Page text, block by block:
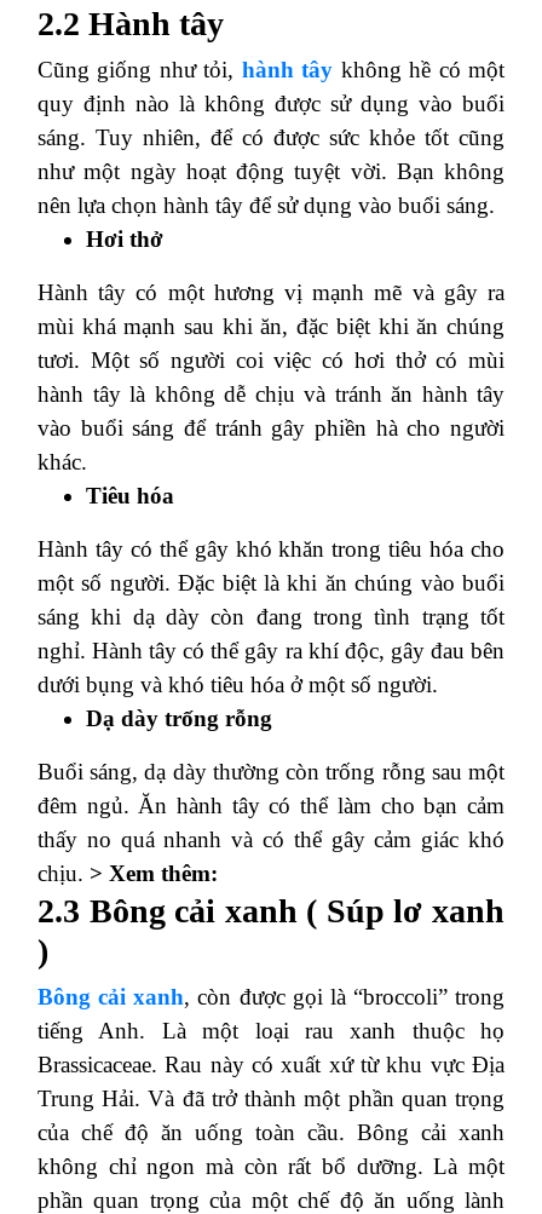
2.2 Hành tây
Cũng giống như tỏi, hành tây không hề có một
quy định nào là không được sử dụng vào buổi
sáng. Tuy nhiên, để có được sức khỏe tốt cũng
như một ngày hoạt động tuyệt vời. Bạn không
nên lựa chọn hành tây để sử dụng vào buổi sáng.
Hơi thở
Hành tây có một hương vị mạnh mẽ và gây ra
mùi khá mạnh sau khi ăn, đặc biệt khi ăn chúng
tươi. Một số người coi việc có hơi thở có mùi
hành tây là không dễ chịu và tránh ăn hành tây
vào buổi sáng để tránh gây phiền hà cho người
khác.
Tiêu hóa
Hành tây có thể gây khó khăn trong tiêu hóa cho
một số người. Đặc biệt là khi ăn chúng vào buổi
sáng khi dạ dày còn đang trong tình trạng tốt
nghỉ. Hành tây có thể gây ra khí độc, gây đau bên
dưới bụng và khó tiêu hóa ở một số người.
Dạ dày trống rỗng
Buổi sáng, dạ dày thường còn trống rỗng sau một
đêm ngủ. Ăn hành tây có thể làm cho bạn cảm
thấy no quá nhanh và có thể gây cảm giác khó
chịu. > Xem thêm:
2.3 Bông cải xanh ( Súp lơ xanh
)
Bông cải xanh, còn được gọi là “broccoli” trong
tiếng Anh. Là một loại rau xanh thuộc họ
Brassicaceae. Rau này có xuất xứ từ khu vực Địa
Trung Hải. Và đã trở thành một phần quan trọng
của chế độ ăn uống toàn cầu. Bông cải xanh
không chỉ ngon mà còn rất bổ dưỡng. Là một
phần quan trọng của một chế độ ăn uống lành